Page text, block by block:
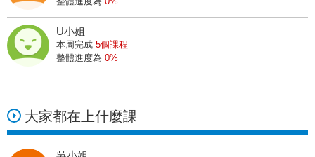
U小姐
本周完成 5個課程
整體進度為 0%
大家都在上什麼課
5天前
T小姐
正在上 第一堂：釐清投資、投機、賭博
2天前
正在上
第一堂：釐清投資、投機、賭博
29天前